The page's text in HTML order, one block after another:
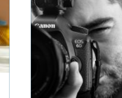
denna artikel und...